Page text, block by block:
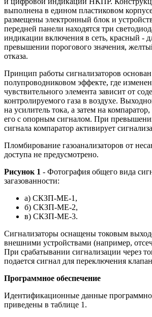
выполнена в едином пластиковом
размещены электронный блок и
передней панели находятся три
индикации включения в сеть, красный -
превышении порогового значения,
отказа.
Принцип работы сигнализаторов
полупроводниковом эффекте, где
чувствительного элемента зависит от
контролируемого газа в воздухе.
на усилитель тока, а затем на
его с опорным сигналом. При
сигнала компаратор активирует
Пломбирование газоанализаторов от
доступа не предусмотрено.
Рисунок 1 - Фотография общего вида
загазованности:
а) СКЗП-МЕ-1,
б) СКЗП-МЕ-2,
в) СКЗП-МЕ-3.
Сигнализаторы оснащены токовым
внешними устройствами (например,
При срабатывании сигнализации через
подается сигнал для переключения
Программное обеспечение
Идентификационные данные
приведены в таблице 1.